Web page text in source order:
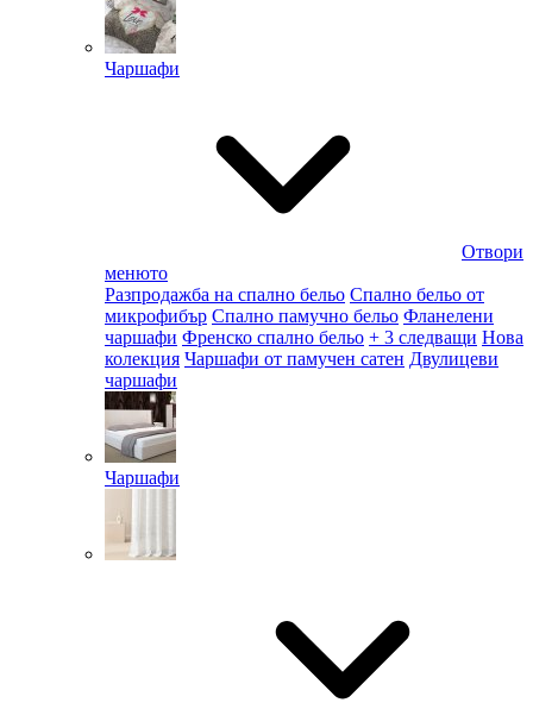
Чаршафи
Отвори
менюто
Разпродажба на спално бельо Спално бельо от
микрофибър Спално памучно бельо Фланелени
чаршафи Френско спално бельо + 3 следващи Нова
колекция Чаршафи от памучен сатен Двулицеви
чаршафи
Чаршафи